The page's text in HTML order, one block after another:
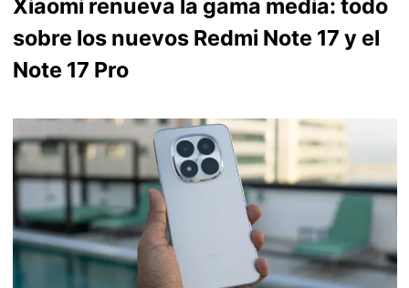
Xiaomi renueva la gama media: todo
sobre los nuevos Redmi Note 17 y el
Note 17 Pro